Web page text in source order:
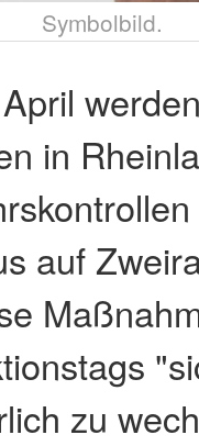
Symbolbild.
in
auf
zu